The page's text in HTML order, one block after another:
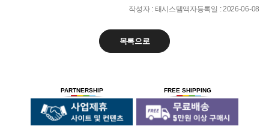
작성자 : 태시스템액자등록일 : 2026-06-08
목록으로
PARTNERSHIP FREE SHIPPING